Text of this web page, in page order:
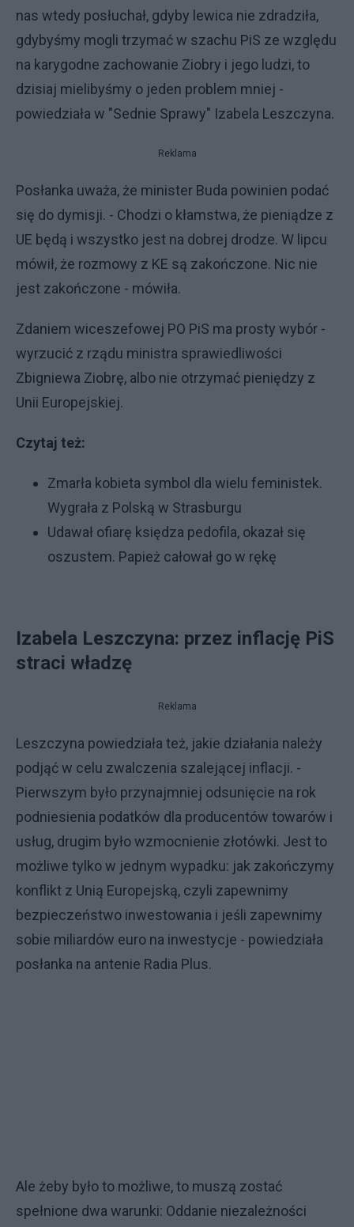
nas wtedy posłuchał, gdyby lewica nie zdradziła,
gdybyśmy mogli trzymać w szachu PiS ze względu
na karygodne zachowanie Ziobry i jego ludzi, to
dzisiaj mielibyśmy o jeden problem mniej -
powiedziała w "Sednie Sprawy" Izabela Leszczyna.
Reklama
Posłanka uważa, że minister Buda powinien podać
się do dymisji. - Chodzi o kłamstwa, że pieniądze z
UE będą i wszystko jest na dobrej drodze. W lipcu
mówił, że rozmowy z KE są zakończone. Nic nie
jest zakończone - mówiła.
Zdaniem wiceszefowej PO PiS ma prosty wybór -
wyrzucić z rządu ministra sprawiedliwości
Zbigniewa Ziobrę, albo nie otrzymać pieniędzy z
Unii Europejskiej.
Czytaj też:
Zmarła kobieta symbol dla wielu feministek.
Wygrała z Polską w Strasburgu
Udawał ofiarę księdza pedofila, okazał się
oszustem. Papież całował go w rękę
Izabela Leszczyna: przez inflację PiS
straci władzę
Reklama
Leszczyna powiedziała też, jakie działania należy
podjąć w celu zwalczenia szalejącej inflacji. -
Pierwszym było przynajmniej odsunięcie na rok
podniesienia podatków dla producentów towarów i
usług, drugim było wzmocnienie złotówki. Jest to
możliwe tylko w jednym wypadku: jak zakończymy
konflikt z Unią Europejską, czyli zapewnimy
bezpieczeństwo inwestowania i jeśli zapewnimy
sobie miliardów euro na inwestycje - powiedziała
posłanka na antenie Radia Plus.
Ale żeby było to możliwe, to muszą zostać
spełnione dwa warunki: Oddanie niezależności